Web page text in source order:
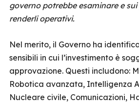
governo potrebbe esaminare e
renderli operativi.
Nel merito, il Governo ha
sensibili in cui l’investimento è
approvazione. Questi includono:
Robotica avanzata, Intelligenza
Nucleare civile, Comunicazioni,